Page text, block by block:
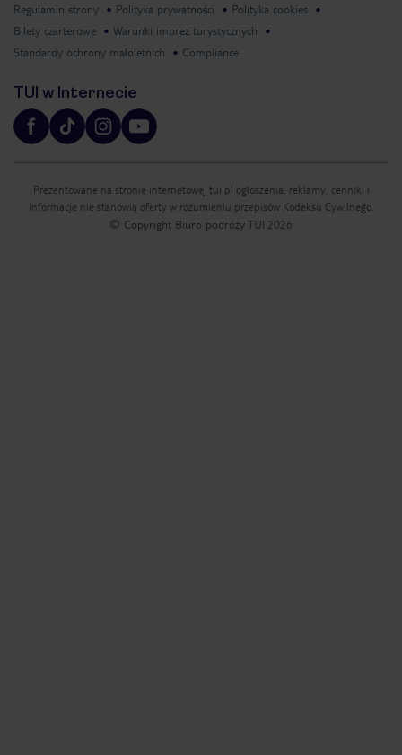
Regulamin strony Polityka prywatności
Polityka cookies
Bilety czarterowe
Warunki imprez turystycznych
Standardy ochrony małoletnich
Compliance
TUI w Internecie
Prezentowane na stronie internetowej tui.pl ogłoszenia, reklamy, cenniki i
informacje nie stanowią oferty w rozumieniu przepisów Kodeksu Cywilnego.
© Copyright Biuro podróży TUI 2026